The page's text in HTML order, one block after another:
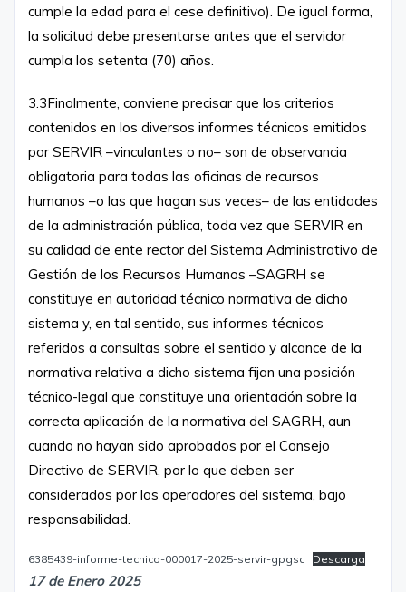
cumple la edad para el cese definitivo). De igual forma,
la solicitud debe presentarse antes que el servidor
cumpla los setenta (70) años.
3.3Finalmente, conviene precisar que los criterios
contenidos en los diversos informes técnicos emitidos
por SERVIR –vinculantes o no– son de observancia
obligatoria para todas las oficinas de recursos
humanos –o las que hagan sus veces– de las entidades
de la administración pública, toda vez que SERVIR en
su calidad de ente rector del Sistema Administrativo de
Gestión de los Recursos Humanos –SAGRH se
constituye en autoridad técnico normativa de dicho
sistema y, en tal sentido, sus informes técnicos
referidos a consultas sobre el sentido y alcance de la
normativa relativa a dicho sistema fijan una posición
técnico-legal que constituye una orientación sobre la
correcta aplicación de la normativa del SAGRH, aun
cuando no hayan sido aprobados por el Consejo
Directivo de SERVIR, por lo que deben ser
considerados por los operadores del sistema, bajo
responsabilidad.
6385439-informe-tecnico-000017-2025-servir-gpgsc Descarga
17 de Enero 2025